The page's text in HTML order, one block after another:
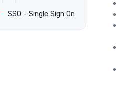
SSO - Single Sign On